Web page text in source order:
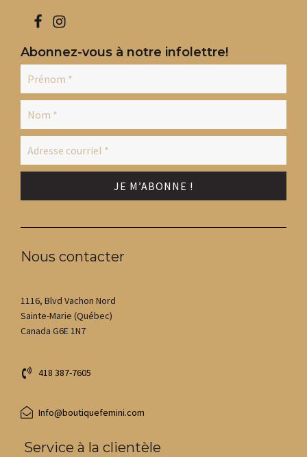
Abonnez-vous à notre infolettre!
Nous contacter
1116, Blvd Vachon Nord
Sainte-Marie (Québec)
Canada G6E 1N7
418 387-7605
Info@boutiquefemini.com
Service à la clientèle